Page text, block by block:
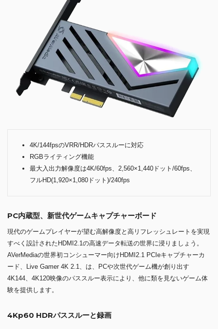
4K/144fpsのVRR/HDRパススルーに対応
RGBライティング機能
最大入出力解像度は4K/60fps、2,560×1,440ドット/60fps、
フルHD(1,920×1,080ドット)/240fps
PC内蔵型、新世代ゲームキャプチャーボード
現代のゲームプレイヤーが望む高解像度と高リフレッシュレートを実現
すべく設計されたHDMI2.1の高速データ転送の世界に浸りましょう。
AVerMediaの世界初コンシューマー向けHDMI2.1 PCIeキャプチャーカ
ード、Live Gamer 4K 2.1、は、PCや次世代ゲーム機が創り出す
4K144、4K120映像のパススルー表示により、他に類を見ないゲーム体
験を提供します。
4Kp60 HDRパススルーと録画